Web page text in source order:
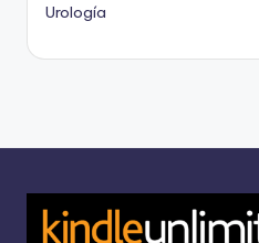
Urología